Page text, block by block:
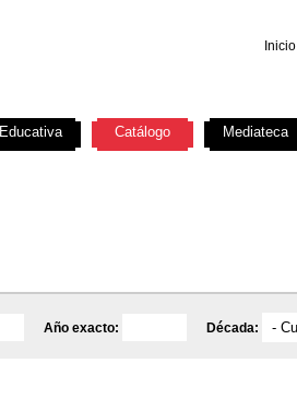
Inicio
Año exacto: Década:
Educativa Catálogo Mediateca